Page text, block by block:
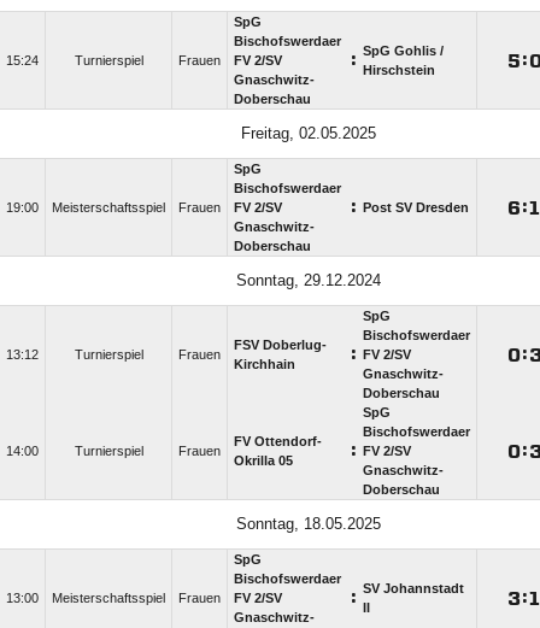
15:24 Turnierspiel Frauen
SpG
Bischofswerdaer
FV 2/​SV
Gnaschwitz-
Doberschau
: SpG Gohlis /​
Hirschstein
:
Freitag, 02.05.2025
19:00 Meisterschaftsspiel Frauen
SpG
Bischofswerdaer
FV 2/​SV
Gnaschwitz-
Doberschau
: Post SV Dresden :
Sonntag, 29.12.2024
13:12 Turnierspiel Frauen
FSV Doberlug-
Kirchhain
:
SpG
Bischofswerdaer
FV 2/​SV
Gnaschwitz-
Doberschau
:
14:00 Turnierspiel Frauen
FV Ottendorf-
Okrilla 05
:
SpG
Bischofswerdaer
FV 2/​SV
Gnaschwitz-
Doberschau
:
Sonntag, 18.05.2025
13:00 Meisterschaftsspiel Frauen
SpG
Bischofswerdaer
FV 2/​SV
Gnaschwitz-
: SV Johannstadt
: